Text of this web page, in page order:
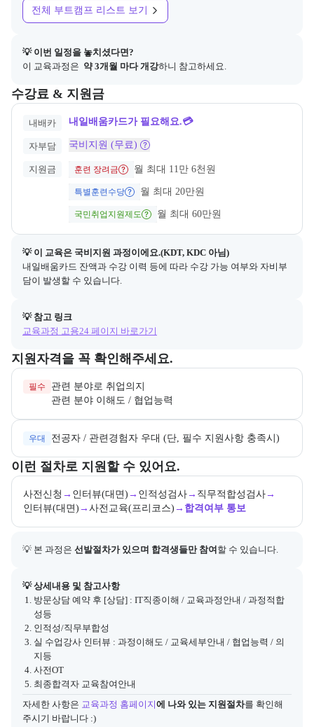
전체 부트캠프 리스트 보기
💡 이번 일정을 놓치셨다면?
이 교육과정은 약 3개월 마다 개강하니 참고하세요.
수강료 & 지원금
교육과정의 비용 및 결제 관련 정보를 안내한다. 필요 시 정부지원 과
내배카 내일배움카드가 필요해요.💳
자부담 국비지원 (무료)
지원금 훈련 장려금 월 최대 11만 6천원
특별훈련수당 월 최대 20만원
국민취업지원제도 월 최대 60만원
💡 이 교육은 국비지원 과정이에요.(KDT, KDC 아님)
내일배움카드 잔액과 수강 이력 등에 따라 수강 가능 여부와 자비부
담이 발생할 수 있습니다.
💡 참고 링크
교육과정 고용24 페이지 바로가기
지원자격을 꼭 확인해주세요.
교육과정 지원 자격과 우대 사항을 각각 묶어서 안내한다.
필수
관련 분야 이해도 / 협업능력
우대 전공자 / 관련경험자 우대 (단, 필수 지원사항 충족시)
이런 절차로 지원할 수 있어요.
교육과정 지원 절차와 참여 조건, 상세 참고사항을 안내한다.
사전신청 → 인터뷰(대면) → 인적성검사→ 직무적합성검사→
인터뷰(대면) → 사전교육(프리코스) → 합격여부 통보
💡 본 과정은 선발절차가 있으며 합격생들만 참여 할 수 있습니다.
💡 상세내용 및 참고사항
아래에는 지원 절차의 상세 설명 및 참고 링크가 포함된다.
방문상담 예약 후 [상담] : IT직종이해 / 교육과정안내 / 과정적합
성등
인적성/직무부합성
실 수업강사 인터뷰 : 과정이해도 / 교육세부안내 / 협업능력 / 의
지등
사전OT
최종합격자 교육참여안내
자세한 사항은 교육과정 홈페이지에 나와 있는 지원절차를 확인해
주시기 바랍니다 :)